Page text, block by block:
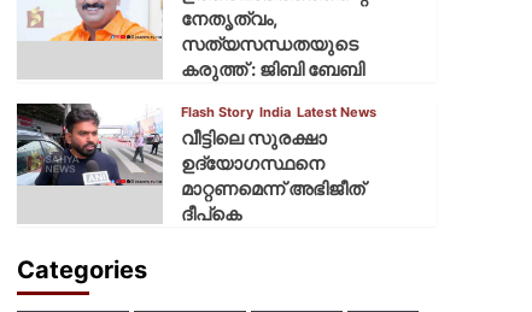
നേതൃത്വം,
സത്യസന്ധതയുടെ
കരുത്ത് : ജിബി ബേബി
Flash Story India Latest News
വീട്ടിലെ സുരക്ഷാ
ഉദ്യോഗസ്ഥനെ
മാറ്റണമെന്ന് അഭിജീത്
ദീപ്‌കെ
Categories